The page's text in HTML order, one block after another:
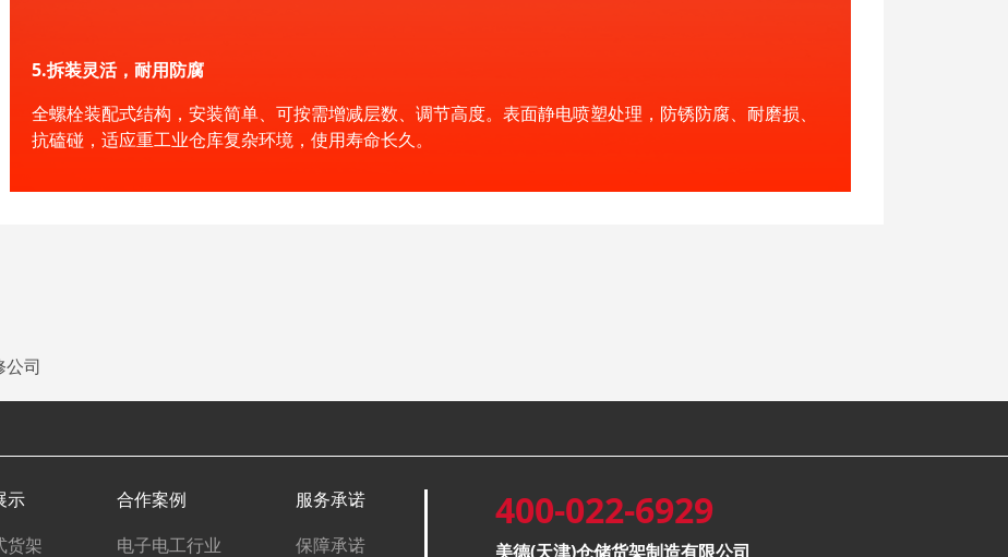
5.拆装灵活，耐用防腐
全螺栓装配式结构，安装简单、可按需增减层数、调节高度。表面静电喷塑处理，防锈防腐、耐磨损、
抗磕碰，适应重工业仓库复杂环境，使用寿命长久。
公司
示
货架
合作案例
电子电工行业
服务承诺
保障承诺
400-022-6929
美德(天津)仓储货架制造有限公司